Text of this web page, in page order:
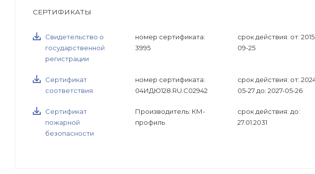
СЕРТИФИКАТЫ
Свидетельство о
государственной
регистрации
номер сертификата:
3995
срок действия: от:
09-25
Сертификат
соответствия
номер сертификата:
04ИДЮ128.RU.С02942
срок действия: от:
05-27 до: 2027-05-26
Сертификат
пожарной
безопасности
Производитель: КМ-
профиль
срок действия: до:
27.01.2031